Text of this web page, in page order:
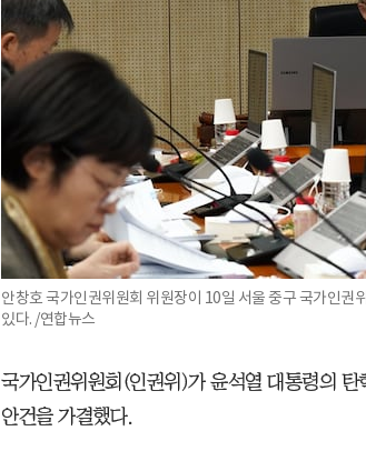
안창호 국가인권위원회 위원장이 10일 서울 중구 국가인권
있다. /연합뉴스
국가인권위원회(인권위)가 윤석열 대통령의
안건을 가결했다.